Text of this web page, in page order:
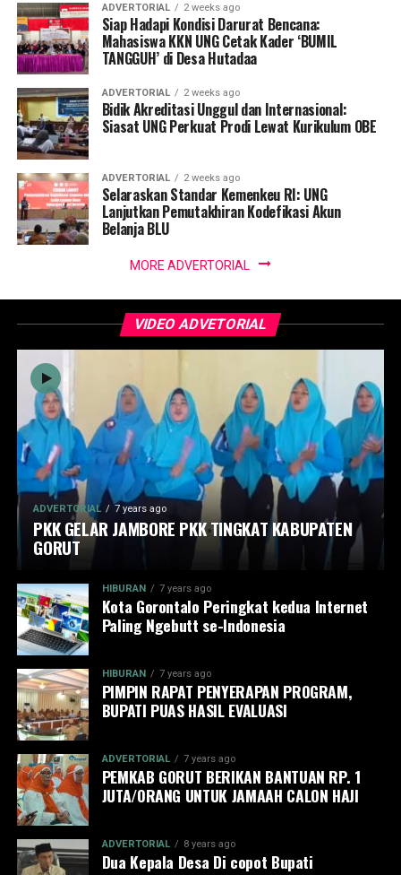
ADVERTORIAL 2 weeks ago
Siap Hadapi Kondisi Darurat Bencana:
Mahasiswa KKN UNG Cetak Kader ‘BUMIL
TANGGUH’ di Desa Hutadaa
ADVERTORIAL 2 weeks ago
Bidik Akreditasi Unggul dan Internasional:
Siasat UNG Perkuat Prodi Lewat Kurikulum OBE
ADVERTORIAL 2 weeks ago
Selaraskan Standar Kemenkeu RI: UNG
Lanjutkan Pemutakhiran Kodefikasi Akun
Belanja BLU
MORE ADVERTORIAL
VIDEO ADVETORIAL
ADVERTORIAL 7 years ago
PKK GELAR JAMBORE PKK TINGKAT KABUPATEN
GORUT
HIBURAN 7 years ago
Kota Gorontalo Peringkat kedua Internet
Paling Ngebutt se-Indonesia
HIBURAN 7 years ago
PIMPIN RAPAT PENYERAPAN PROGRAM,
BUPATI PUAS HASIL EVALUASI
ADVERTORIAL 7 years ago
PEMKAB GORUT BERIKAN BANTUAN RP. 1
JUTA/ORANG UNTUK JAMAAH CALON HAJI
ADVERTORIAL 8 years ago
Dua Kepala Desa Di copot Bupati